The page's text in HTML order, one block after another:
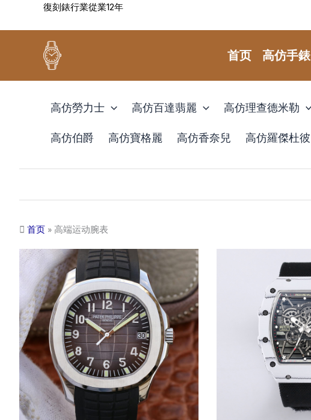
復刻錶行業從業12年
首页 高仿手錶
高仿勞力士 高仿百達翡麗 高仿理查德米勒
高仿伯爵 高仿寶格麗 高仿香奈兒 高仿羅傑杜彼
首页 » 高端运动腕表